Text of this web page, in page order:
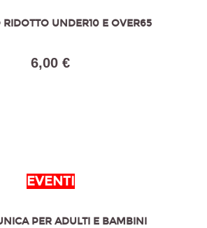
RIDOTTO UNDER10 E OVER65
6,00 €
EVENTI
PER ADULTI E BAMBINI